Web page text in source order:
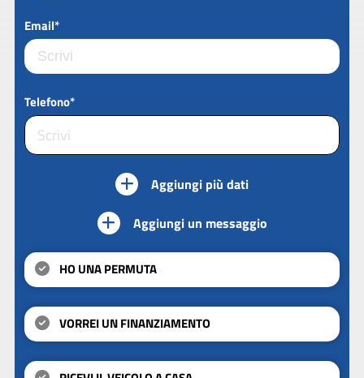
Email*
Telefono*
Aggiungi più dati
Aggiungi un messaggio
HO UNA PERMUTA
VORREI UN FINANZIAMENTO